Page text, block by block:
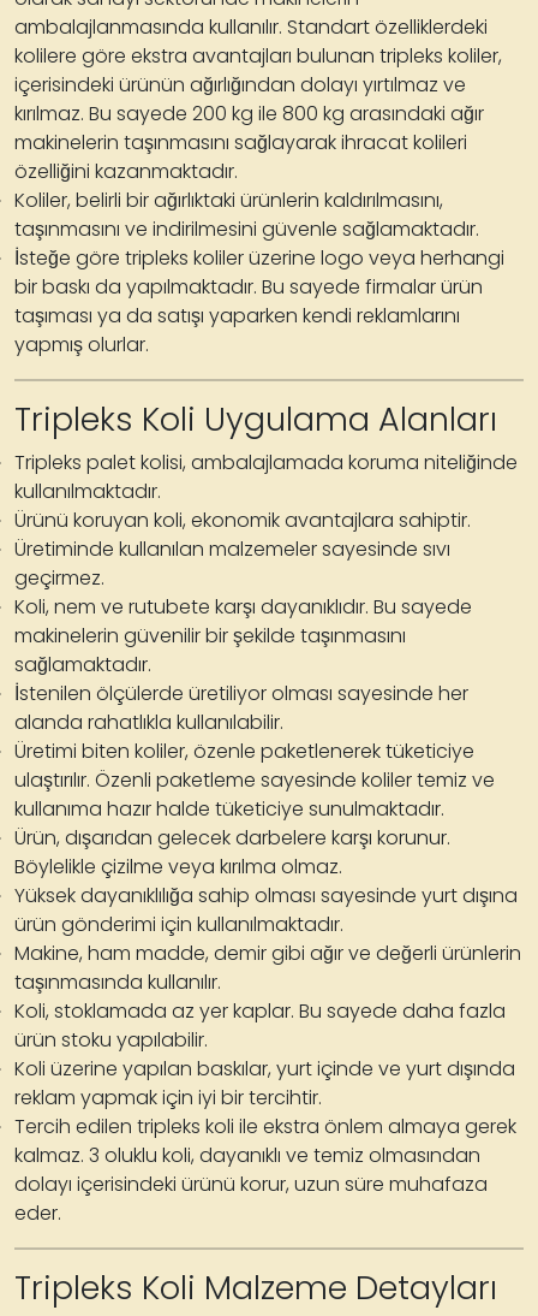
ambalajlanmasında kullanılır. Standart özelliklerdeki
kolilere göre ekstra avantajları bulunan tripleks koliler,
içerisindeki ürünün ağırlığından dolayı yırtılmaz ve
kırılmaz. Bu sayede 200 kg ile 800 kg arasındaki ağır
makinelerin taşınmasını sağlayarak ihracat kolileri
özelliğini kazanmaktadır.
Koliler, belirli bir ağırlıktaki ürünlerin kaldırılmasını,
taşınmasını ve indirilmesini güvenle sağlamaktadır.
İsteğe göre tripleks koliler üzerine logo veya herhangi
bir baskı da yapılmaktadır. Bu sayede firmalar ürün
taşıması ya da satışı yaparken kendi reklamlarını
yapmış olurlar.
Tripleks Koli Uygulama Alanları
Tripleks palet kolisi, ambalajlamada koruma niteliğinde
kullanılmaktadır.
Ürünü koruyan koli, ekonomik avantajlara sahiptir.
Üretiminde kullanılan malzemeler sayesinde sıvı
geçirmez.
Koli, nem ve rutubete karşı dayanıklıdır. Bu sayede
makinelerin güvenilir bir şekilde taşınmasını
sağlamaktadır.
İstenilen ölçülerde üretiliyor olması sayesinde her
alanda rahatlıkla kullanılabilir.
Üretimi biten koliler, özenle paketlenerek tüketiciye
ulaştırılır. Özenli paketleme sayesinde koliler temiz ve
kullanıma hazır halde tüketiciye sunulmaktadır.
Ürün, dışarıdan gelecek darbelere karşı korunur.
Böylelikle çizilme veya kırılma olmaz.
Yüksek dayanıklılığa sahip olması sayesinde yurt dışına
ürün gönderimi için kullanılmaktadır.
Makine, ham madde, demir gibi ağır ve değerli ürünlerin
taşınmasında kullanılır.
Koli, stoklamada az yer kaplar. Bu sayede daha fazla
ürün stoku yapılabilir.
Koli üzerine yapılan baskılar, yurt içinde ve yurt dışında
reklam yapmak için iyi bir tercihtir.
Tercih edilen tripleks koli ile ekstra önlem almaya gerek
kalmaz. 3 oluklu koli, dayanıklı ve temiz olmasından
dolayı içerisindeki ürünü korur, uzun süre muhafaza
eder.
Tripleks Koli Malzeme Detayları